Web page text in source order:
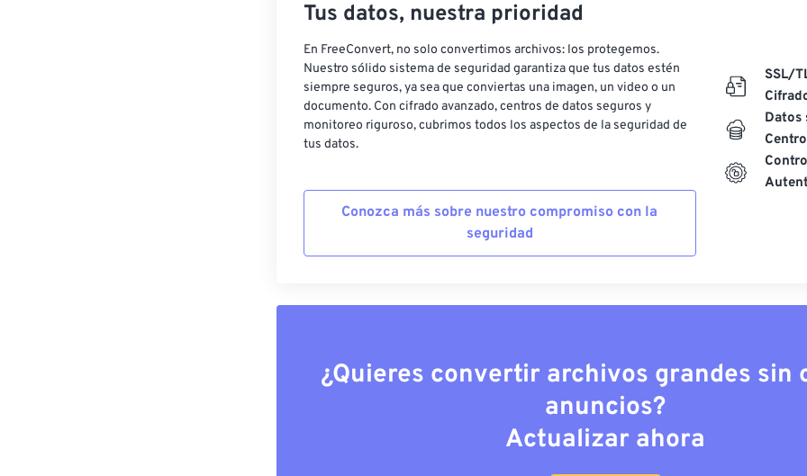
Tus datos, nuestra prioridad
En FreeConvert, no solo convertimos archivos: los protegemos.
Nuestro sólido sistema de seguridad garantiza que tus datos estén
siempre seguros, ya sea que conviertas una imagen, un video o un
documento. Con cifrado avanzado, centros de datos seguros y
monitoreo riguroso, cubrimos todos los aspectos de la seguridad de
tus datos.
Conozca más sobre nuestro compromiso con la
seguridad
SSL/
Datos
¿Quieres convertir archivos grandes sin
anuncios?
Actualizar ahora